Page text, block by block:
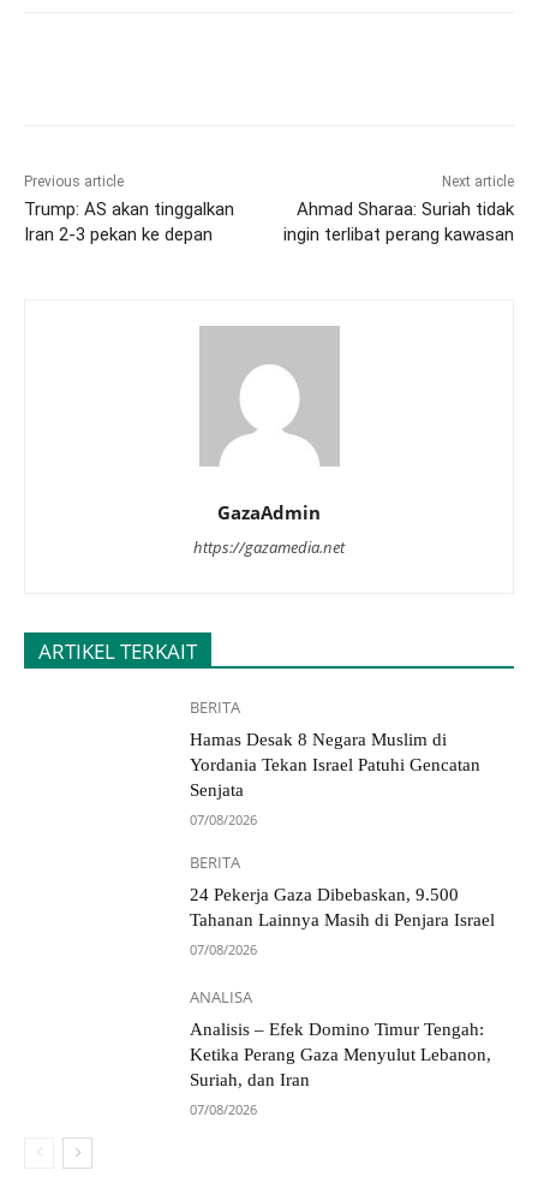
Previous article
Trump: AS akan tinggalkan
Iran 2-3 pekan ke depan
Next article
Ahmad Sharaa: Suriah tidak
ingin terlibat perang kawasan
GazaAdmin
https://gazamedia.net
ARTIKEL TERKAIT
BERITA
Hamas Desak 8 Negara Muslim di
Yordania Tekan Israel Patuhi Gencatan
Senjata
07/08/2026
BERITA
24 Pekerja Gaza Dibebaskan, 9.500
Tahanan Lainnya Masih di Penjara Israel
07/08/2026
ANALISA
Analisis – Efek Domino Timur Tengah:
Ketika Perang Gaza Menyulut Lebanon,
Suriah, dan Iran
07/08/2026